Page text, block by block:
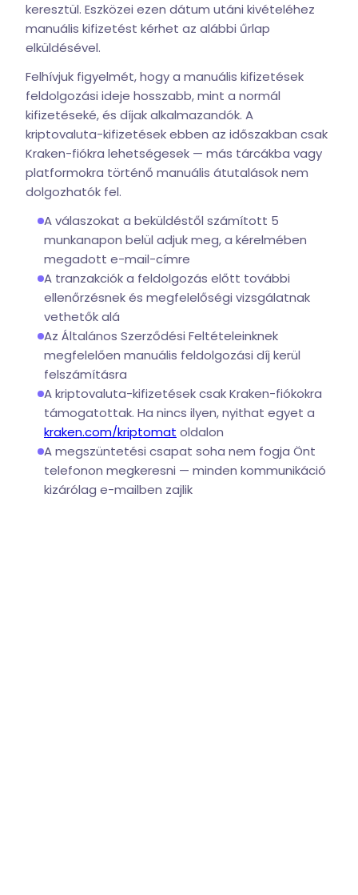
keresztül. Eszközei ezen dátum utáni kivételéhez
manuális kifizetést kérhet az alábbi űrlap
elküldésével.
Felhívjuk figyelmét, hogy a manuális kifizetések
feldolgozási ideje hosszabb, mint a normál
kifizetéseké, és díjak alkalmazandók. A
kriptovaluta-kifizetések ebben az időszakban csak
Kraken-fiókra lehetségesek — más tárcákba vagy
platformokra történő manuális átutalások nem
dolgozhatók fel.
A válaszokat a beküldéstől számított 5
munkanapon belül adjuk meg, a kérelmében
megadott e-mail-címre
A tranzakciók a feldolgozás előtt további
ellenőrzésnek és megfelelőségi vizsgálatnak
vethetők alá
Az Általános Szerződési Feltételeinknek
megfelelően manuális feldolgozási díj kerül
felszámításra
A kriptovaluta-kifizetések csak Kraken-fiókokra
támogatottak. Ha nincs ilyen, nyithat egyet a
kraken.com/kriptomat oldalon
A megszüntetési csapat soha nem fogja Önt
telefonon megkeresni — minden kommunikáció
kizárólag e-mailben zajlik